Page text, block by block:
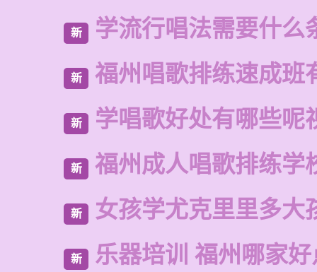
新 学流行唱法需要什么
新 福州唱歌排练速成班
新 学唱歌好处有哪些呢
新 福州成人唱歌排练学
新 女孩学尤克里里多大
新 乐器培训 福州哪家